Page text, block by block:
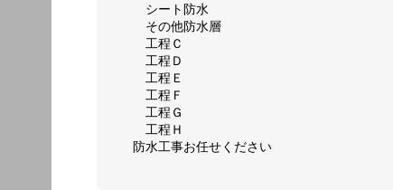
シート防水
その他防水層
工程Ｃ
工程Ｄ
工程Ｅ
工程Ｆ
工程Ｇ
工程Ｈ
防水工事お任せください